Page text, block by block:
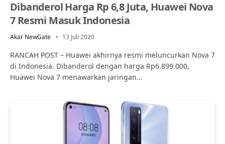
Dibanderol Harga Rp 6,8 Juta, Huawei Nova
7 Resmi Masuk Indonesia
Akar NewGate 13 Juli 2020
RANCAH POST – Huawei akhirnya resmi meluncurkan Nova 7
di Indonesia. Dibanderol dengan harga Rp6.899.000,
Huawei Nova 7 menawarkan jaringan…